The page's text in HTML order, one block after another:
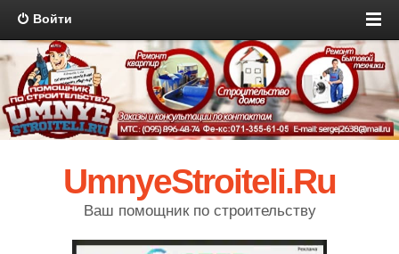
Войти
UmnyeStroiteli.Ru
Ваш помощник по строительству